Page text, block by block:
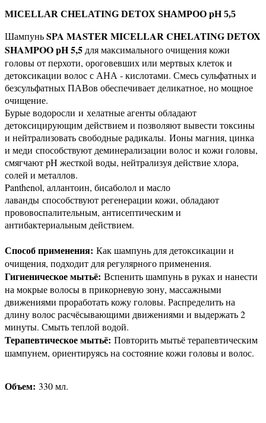
MICELLAR CHELATING DETOX SHAMPOO pH 5,5
ШампуньSPA MASTER MICELLAR CHELATING DETOX
SHAMPOO pH 5,5для максимального очищения кожи
головы от перхоти, ороговевших или мертвых клеток и
детоксикации волос с АНА - кислотами. Смесь сульфатных и
безсульфатных ПАВов обеспечивает деликатное, но мощное
очищение.
Бурые водоросли и хелатные агенты обладают
детоксицирующим действием и позволяют вывести токсины
и нейтрализовать свободные радикалы. Ионы магния, цинка
и меди способствуют деминерализации волос и кожи головы,
смягчают pH жесткой воды, нейтрализуя действие хлора,
солей и металлов.
Panthenol, аллантоин, бисаболол и масло
лаванды способствуют регенерации кожи, обладают
прововоспалительным, антисептическим и
антибактериальным действием.
Способ применения: Как шампунь для детоксикации и
очищения, подходит для регулярного применения.
Гигиеническое мытьё: Вспенить шампунь в руках и нанести
на мокрые волосы в прикорневую зону, массажными
движениями проработать кожу головы. Распределить на
длину волос расчёсывающими движениями и выдержать 2
минуты. Смыть теплой водой.
Терапевтическое мытьё: Повторить мытьё терапевтическим
шампунем, ориентируясь на состояние кожи головы и волос.
Объем: 330 мл.